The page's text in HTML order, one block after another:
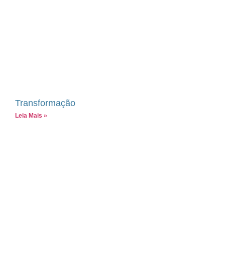
Transformação
Leia Mais »